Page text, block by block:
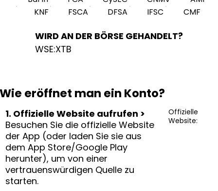
KNF
FSCA DFSA IFSC CMF
WIRD AN DER BÖRSE GEHANDELT?
WSE:XTB
Wie eröffnet man ein Konto?
1. Offizielle Website aufrufen >
Besuchen Sie die offizielle Website
der App (oder laden Sie sie aus
dem App Store/Google Play
herunter), um von einer
vertrauenswürdigen Quelle zu
starten.
Offizielle
Website: